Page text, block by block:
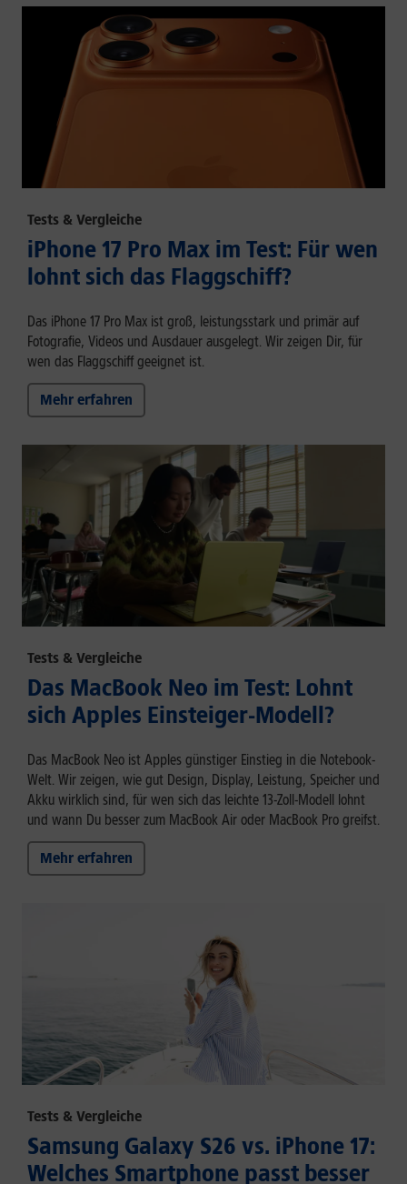
Tests & Vergleiche
iPhone 17 Pro Max im Test: Für wen
lohnt sich das Flaggschiff?
Das iPhone 17 Pro Max ist groß, leistungsstark und primär auf
Fotografie, Videos und Ausdauer ausgelegt. Wir zeigen Dir, für
wen das Flaggschiff geeignet ist.
Mehr erfahren
Tests & Vergleiche
Das MacBook Neo im Test: Lohnt
sich Apples Einsteiger-Modell?
Das MacBook Neo ist Apples günstiger Einstieg in die Notebook-
Welt. Wir zeigen, wie gut Design, Display, Leistung, Speicher und
Akku wirklich sind, für wen sich das leichte 13-Zoll-Modell lohnt
und wann Du besser zum MacBook Air oder MacBook Pro greifst.
Mehr erfahren
Tests & Vergleiche
Samsung Galaxy S26 vs. iPhone 17:
Welches Smartphone passt besser